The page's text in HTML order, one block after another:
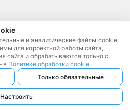
и аналитические файлы cookie.
для корректной работы сайта,
сайта и обрабатываются только с
в Политике обработки cookie.
Только обязательные
Настроить